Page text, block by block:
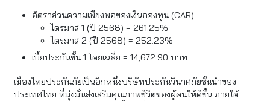
อัตราส่วนความเพียงพอของเงินกองทุน (CAR)
ไตรมาส 1 (ปี 2568) = 261.25%
ไตรมาส 2 (ปี 2568) = 252.23%
เบี้ยประกันชั้น 1 โดยเฉลี่ย = 14,672.90 บาท
เมืองไทยประกันภัยเป็นอีกหนึ่งบริษัทประกันวินาศภัยชั้นนำของ
ประเทศไทย ที่มุ่งมั่นส่งเสริมคุณภาพชีวิตของผู้คนให้ดีขึ้น ภายใต้